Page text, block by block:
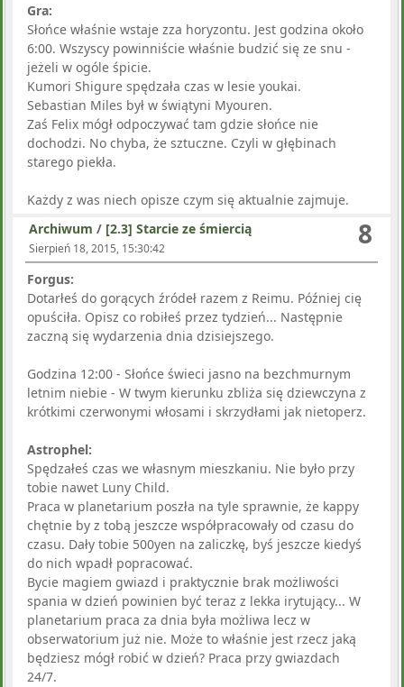
Gra:
Słońce właśnie wstaje zza horyzontu. Jest godzina około
6:00. Wszyscy powinniście właśnie budzić się ze snu -
jeżeli w ogóle śpicie.
Kumori Shigure spędzała czas w lesie youkai.
Sebastian Miles był w świątyni Myouren.
Zaś Felix mógł odpoczywać tam gdzie słońce nie
dochodzi. No chyba, że sztuczne. Czyli w głębinach
starego piekła.
Każdy z was niech opisze czym się aktualnie zajmuje.
8
Archiwum / [2.3] Starcie ze śmiercią
Sierpień 18, 2015, 15:30:42
Forgus:
Dotarłeś do gorących źródeł razem z Reimu. Później cię
opuściła. Opisz co robiłeś przez tydzień... Następnie
zaczną się wydarzenia dnia dzisiejszego.
Godzina 12:00 - Słońce świeci jasno na bezchmurnym
letnim niebie - W twym kierunku zbliża się dziewczyna z
krótkimi czerwonymi włosami i skrzydłami jak nietoperz.
Astrophel:
Spędzałeś czas we własnym mieszkaniu. Nie było przy
tobie nawet Luny Child.
Praca w planetarium poszła na tyle sprawnie, że kappy
chętnie by z tobą jeszcze współpracowały od czasu do
czasu. Dały tobie 500yen na zaliczkę, byś jeszcze kiedyś
do nich wpadł popracować.
Bycie magiem gwiazd i praktycznie brak możliwości
spania w dzień powinien być teraz z lekka irytujący... W
planetarium praca za dnia była możliwa lecz w
obserwatorium już nie. Może to właśnie jest rzecz jaką
będziesz mógł robić w dzień? Praca przy gwiazdach
24/7.